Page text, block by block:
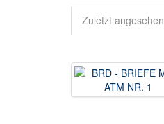
Zuletzt angesehen